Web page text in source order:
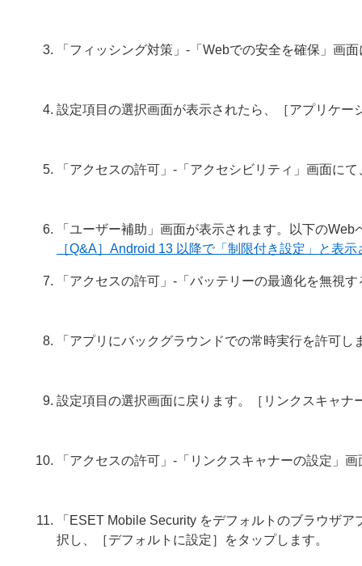
「フィッシング対策」-「Webでの安全を確保」画
設定項目の選択画面が表示されたら、［アプリケー
「アクセスの許可」-「アクセシビリティ」画面に
「ユーザー補助」画面が表示されます。以下の
［Q&A］Android 13 以降で「制限付き設定」と表示
「アクセスの許可」-「バッテリーの最適化を無視
「アプリにバックグラウンドでの常時実行を許可
設定項目の選択画面に戻ります。［リンクスキャナ
「アクセスの許可」-「リンクスキャナーの設定」
「ESET Mobile Security をデフォルトのブラウザ
択し、［デフォルトに設定］をタップします。